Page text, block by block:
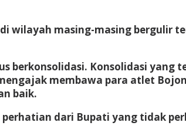
wilayah masing-masing
berkonsolidasi. Konsolidasi
membawa para atlet
baik.
perhatian dari Bupati yang tidak